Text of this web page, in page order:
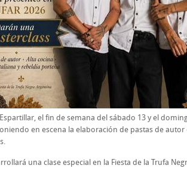
el fin de semana del sábado 13 y el
en escena la elaboración de pastas de autor
una clase especial en la Fiesta de la Trufa